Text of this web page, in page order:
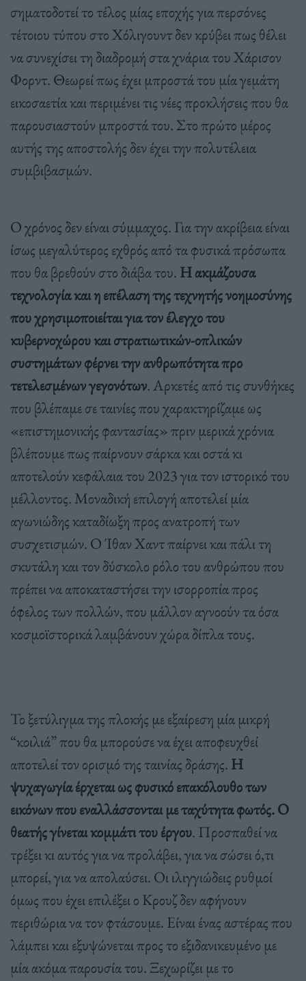
σηματοδοτεί το τέλος μίας εποχής για περσόνες
τέτοιου τύπου στο Χόλιγουντ δεν κρύβει πως θέλει
να συνεχίσει τη διαδρομή στα χνάρια του Χάρισον
Φορντ. Θεωρεί πως έχει μπροστά του μία γεμάτη
εικοσαετία και περιμένει τις νέες προκλήσεις που θα
παρουσιαστούν μπροστά του. Στο πρώτο μέρος
αυτής της αποστολής δεν έχει την πολυτέλεια
συμβιβασμών.
Ο χρόνος δεν είναι σύμμαχος. Για την ακρίβεια είναι
ίσως μεγαλύτερος εχθρός από τα φυσικά πρόσωπα
που θα βρεθούν στο διάβα του. Η ακμάζουσα
τεχνολογία και η επέλαση της τεχνητής νοημοσύνης
που χρησιμοποιείται για τον έλεγχο του
κυβερνοχώρου και στρατιωτικών-οπλικών
συστημάτων φέρνει την ανθρωπότητα προ
τετελεσμένων γεγονότων. Αρκετές από τις συνθήκες
που βλέπαμε σε ταινίες που χαρακτηρίζαμε ως
«επιστημονικής φαντασίας» πριν μερικά χρόνια
βλέπουμε πως παίρνουν σάρκα και οστά κι
αποτελούν κεφάλαια του 2023 για τον ιστορικό του
μέλλοντος. Μοναδική επιλογή αποτελεί μία
αγωνιώδης καταδίωξη προς ανατροπή των
συσχετισμών. Ο Ίθαν Χαντ παίρνει και πάλι τη
σκυτάλη και τον δύσκολο ρόλο του ανθρώπου που
πρέπει να αποκαταστήσει την ισορροπία προς
όφελος των πολλών, που μάλλον αγνοούν τα όσα
κοσμοϊστορικά λαμβάνουν χώρα δίπλα τους.
Το ξετύλιγμα της πλοκής με εξαίρεση μία μικρή
“κοιλιά” που θα μπορούσε να έχει αποφευχθεί
αποτελεί τον ορισμό της ταινίας δράσης. Η
ψυχαγωγία έρχεται ως φυσικό επακόλουθο των
εικόνων που εναλλάσσονται με ταχύτητα φωτός. Ο
θεατής γίνεται κομμάτι του έργου. Προσπαθεί να
τρέξει κι αυτός για να προλάβει, για να σώσει ό,τι
μπορεί, για να απολαύσει. Οι ιλιγγιώδεις ρυθμοί
όμως που έχει επιλέξει ο Κρουζ δεν αφήνουν
περιθώρια να τον φτάσουμε. Είναι ένας αστέρας που
λάμπει και εξυψώνεται προς το εξιδανικευμένο με
μία ακόμα παρουσία του. Ξεχωρίζει με το